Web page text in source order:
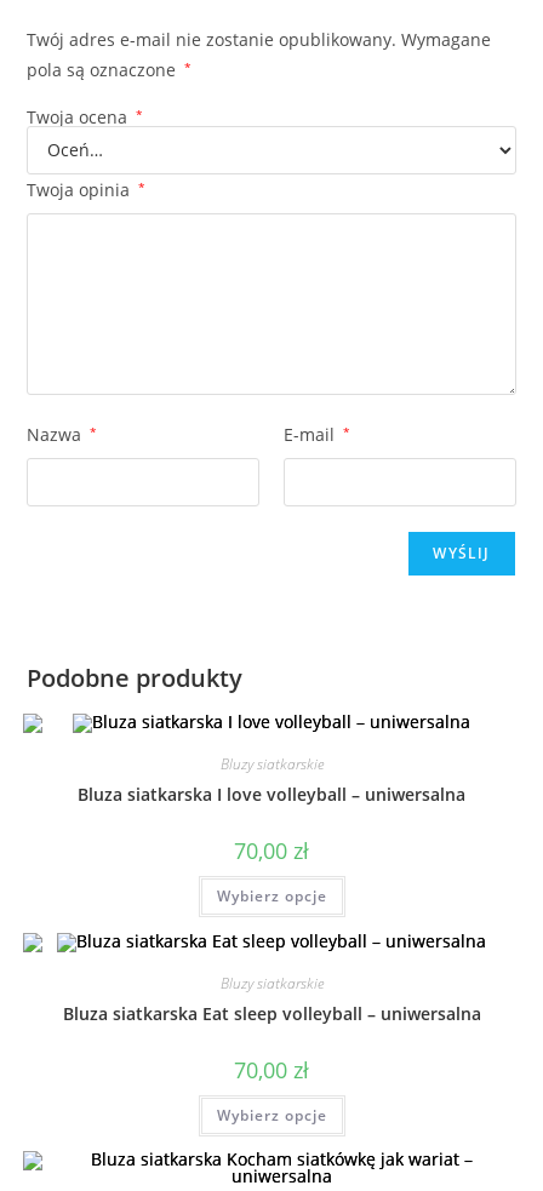
Twój adres e-mail nie zostanie opublikowany. Wymagane
pola są oznaczone
*
Twoja ocena *
Twoja opinia *
Nazwa * E-mail *
Podobne produkty
Bluzy siatkarskie
Bluza siatkarska I love volleyball – uniwersalna
70,00 zł
Wybierz opcje
Bluzy siatkarskie
Bluza siatkarska Eat sleep volleyball – uniwersalna
70,00 zł
Wybierz opcje